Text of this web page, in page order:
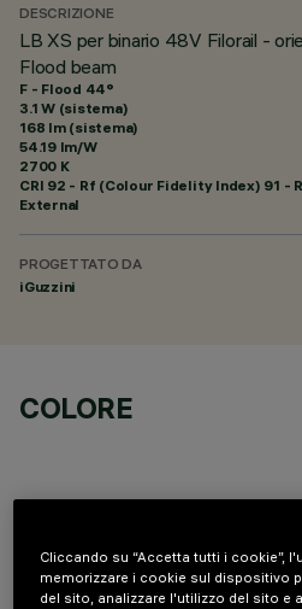
DESCRIZIONE
LB XS per binario 48V Filorail -
Flood beam
F - Flood 44°
3.1 W (sistema)
168 lm (sistema)
54.19 lm/W
2700 K
CRI 92 - Rf (Colour Fidelity Index) 91 -
External
PROGETTATO DA
iGuzzini
COLORE
DATI TECNICI
Cliccando su “Accetta tutti i cookie”,
memorizzare i cookie sul dispositivo
del sito, analizzare l'utilizzo del sito e